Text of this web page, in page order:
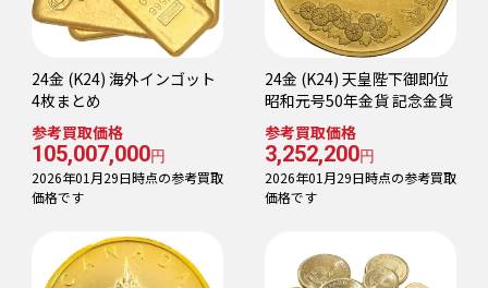
24金 (K24) 海外インゴット
4枚まとめ
参考買取価格
105,007,000円
2026年01月29日時点の参考買取
価格です
24金 (K24) 天皇陛下御即位
昭和元号50年金貨 記念金貨
参考買取価格
3,252,200円
2026年01月29日時点の参考買取
価格です